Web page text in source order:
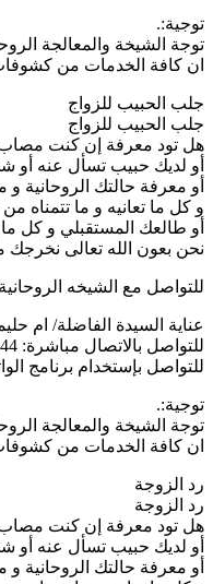
توجية:.
توجة الشيخة والمعالجة
ان كافة الخدمات من كشوفات
جلب الحبيب للزواج
جلب الحبيب للزواج
هل تود معرفة إن كنت مصاب
أو لديك حبيب تسأل عنه أو
أو معرفة حالتك الروحانية
و كل ما تعانيه و ما تتمناه
أو طالعك المستقبلي و كل
نحن بعون الله تعالى نخرجك
للتواصل مع الشيخه
عناية السيدة الفاضلة/ ام
للتواصل بالاتصال مباشرة: 0019852058244
للتواصل بإستخدام برنامج الواتس آب :
توجية:.
توجة الشيخة والمعالجة
ان كافة الخدمات من كشوفات
رد الزوجة
رد الزوجة
هل تود معرفة إن كنت مصاب
أو لديك حبيب تسأل عنه أو
أو معرفة حالتك الروحانية